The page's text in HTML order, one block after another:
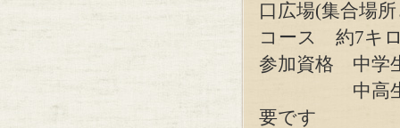
口広場(集合場
コース 約7キ
参加資格 中学
中高生は
要です